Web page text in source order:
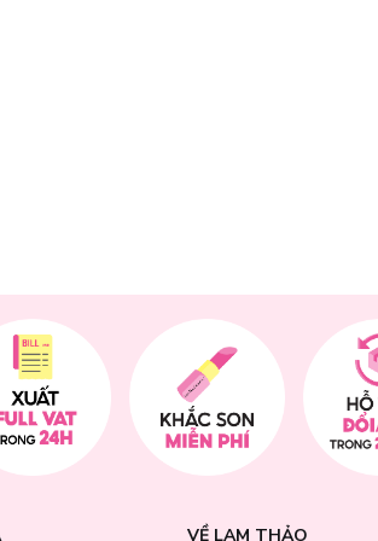
tóc như:
amin có
và mượt
D. Ngoài
giúp tóc
VỀ LAM THẢO